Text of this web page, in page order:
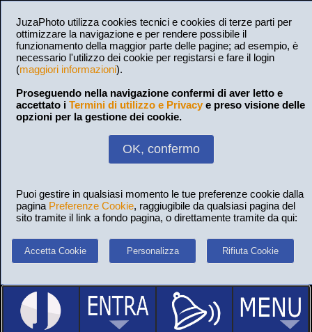
JuzaPhoto utilizza cookies tecnici e cookies di terze parti per
ottimizzare la navigazione e per rendere possibile il
funzionamento della maggior parte delle pagine; ad esempio, è
necessario l'utilizzo dei cookie per registarsi e fare il login
(maggiori informazioni).
Proseguendo nella navigazione confermi di aver letto e
accettato i Termini di utilizzo e Privacy e preso visione delle
opzioni per la gestione dei cookie.
OK, confermo
Puoi gestire in qualsiasi momento le tue preferenze cookie dalla
pagina Preferenze Cookie, raggiugibile da qualsiasi pagina del
sito tramite il link a fondo pagina, o direttamente tramite da qui:
Accetta Cookie Personalizza Rifiuta Cookie